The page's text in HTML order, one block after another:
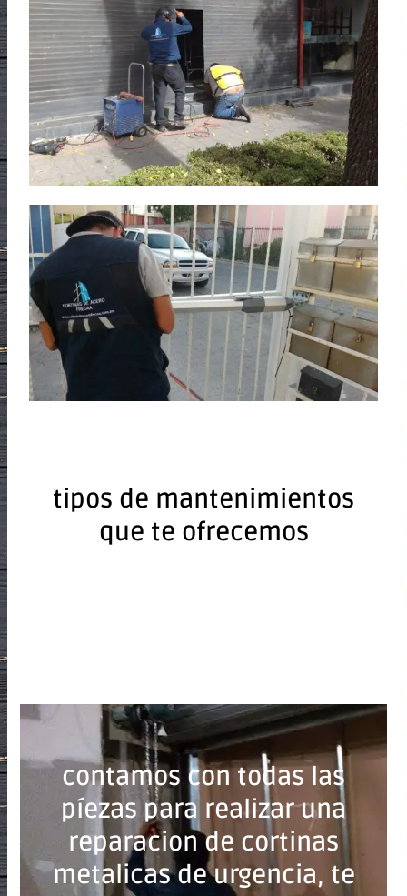
tipos de mantenimientos
que te ofrecemos
contamos con todas las
píezas para realizar una
reparacion de cortinas
metalicas de urgencia, te